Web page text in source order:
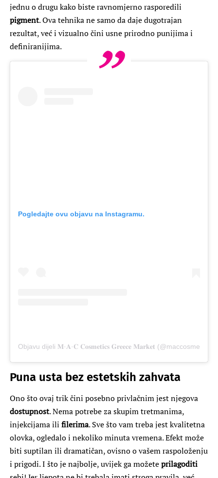
jednu o drugu kako biste ravnomjerno rasporedili
pigment. Ova tehnika ne samo da daje dugotrajan
rezultat, već i vizualno čini usne prirodno punijima i
definiranijima.
Pogledajte ovu objavu na Instagramu.
Objavu dijeli 𝐌·𝐀·𝐂 𝐂𝐨𝐬𝐦𝐞𝐭𝐢𝐜𝐬 𝐆𝐫𝐞𝐞𝐜𝐞 𝐌𝐚𝐫𝐤𝐞𝐭
Puna usta bez estetskih zahvata
Ono što ovaj trik čini posebno privlačnim jest njegova
dostupnost. Nema potrebe za skupim tretmanima,
injekcijama ili filerima. Sve što vam treba jest kvalitetna
olovka, ogledalo i nekoliko minuta vremena. Efekt može
biti suptilan ili dramatičan, ovisno o vašem raspoloženju
i prigodi. I što je najbolje, uvijek ga možeteprilagoditi